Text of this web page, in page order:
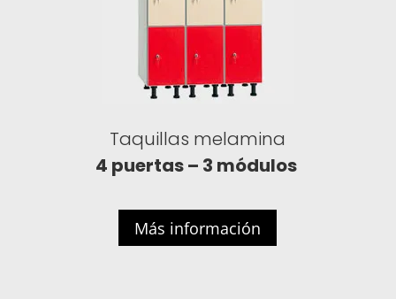
Taquillas melamina
4 puertas – 3 módulos
Más información